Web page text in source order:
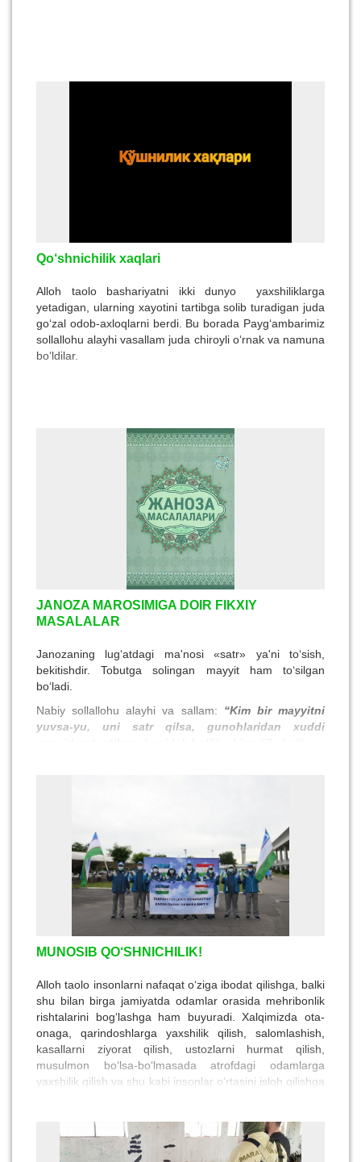
Qo‘shnichilik xaqlari
Alloh taolo bashariyatni ikki dunyo yaxshiliklarga
yetadigan, ularning xayotini tartibga solib turadigan juda
go‘zal odob-axloqlarni berdi. Bu borada Payg‘ambarimiz
sollallohu alayhi vasallam juda chiroyli o‘rnak va namuna
bo‘ldilar.
JANOZA MAROSIMIGA DOIR FIKXIY
MASALALAR
Janozaning lug‘atdagi ma'nosi «satr» ya'ni to‘sish,
bekitishdir. Tobutga solingan mayyit ham to‘silgan
bo‘ladi.
Nabiy sollallohu alayhi va sallam: “Kim bir mayyitni
yuvsa-yu, uni satr qilsa, gunohlaridan xuddi
MUNOSIB QO‘SHNICHILIK!
Alloh taolo insonlarni nafaqat o‘ziga ibodat qilishga, balki
shu bilan birga jamiyatda odamlar orasida mehribonlik
rishtalarini bog‘lashga ham buyuradi. Xalqimizda ota-
onaga, qarindoshlarga yaxshilik qilish, salomlashish,
kasallarni ziyorat qilish, ustozlarni hurmat qilish,
musulmon bo‘lsa-bo‘lmasada atrofdagi odamlarga
yaxshilik qilish va shu kabi insonlar o‘rtasini isloh qilishga
tuyulsada, aslida bularning asoslari dinimizga borib
taqaladi. Bu ijtimoiy odoblardan qay birini olib qaramang,